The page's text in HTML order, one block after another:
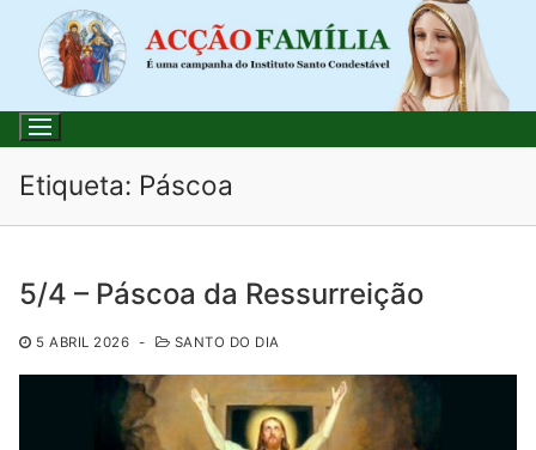
para
conteúdo
por:
Início
Etiqueta: Páscoa
5/4 – Páscoa da Ressurreição
5 ABRIL 2026 - SANTO DO DIA